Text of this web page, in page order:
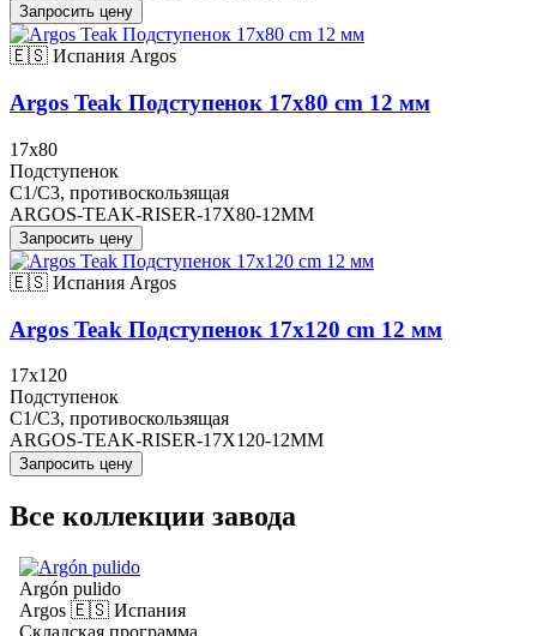
Запросить цену
🇪🇸 Испания Argos
Argos Teak Подступенок 17x80 cm 12 мм
17x80
Подступенок
C1/C3, противоскользящая
ARGOS-TEAK-RISER-17X80-12MM
Запросить цену
🇪🇸 Испания Argos
Argos Teak Подступенок 17x120 cm 12 мм
17x120
Подступенок
C1/C3, противоскользящая
ARGOS-TEAK-RISER-17X120-12MM
Запросить цену
Все коллекции завода
Argón pulido
Argos 🇪🇸 Испания